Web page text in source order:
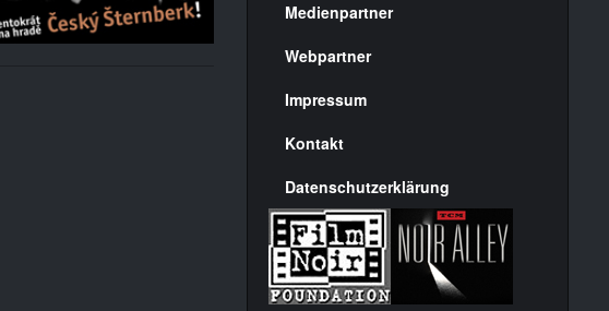
Menülinks
rechte
Seite
Medienpartner
Webpartner
Impressum
Kontakt
Datenschutzerklärung